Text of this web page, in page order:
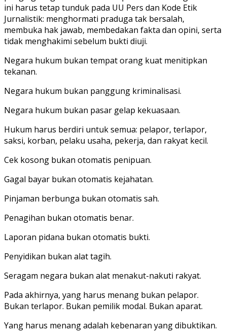
ini harus tetap tunduk pada UU Pers dan Kode Etik
Jurnalistik: menghormati praduga tak bersalah,
membuka hak jawab, membedakan fakta dan opini, serta
tidak menghakimi sebelum bukti diuji.
Negara hukum bukan tempat orang kuat menitipkan
tekanan.
Negara hukum bukan panggung kriminalisasi.
Negara hukum bukan pasar gelap kekuasaan.
Hukum harus berdiri untuk semua: pelapor, terlapor,
saksi, korban, pelaku usaha, pekerja, dan rakyat kecil.
Cek kosong bukan otomatis penipuan.
Gagal bayar bukan otomatis kejahatan.
Pinjaman berbunga bukan otomatis sah.
Penagihan bukan otomatis benar.
Laporan pidana bukan otomatis bukti.
Penyidikan bukan alat tagih.
Seragam negara bukan alat menakut-nakuti rakyat.
Pada akhirnya, yang harus menang bukan pelapor.
Bukan terlapor. Bukan pemilik modal. Bukan aparat.
Yang harus menang adalah kebenaran yang dibuktikan.